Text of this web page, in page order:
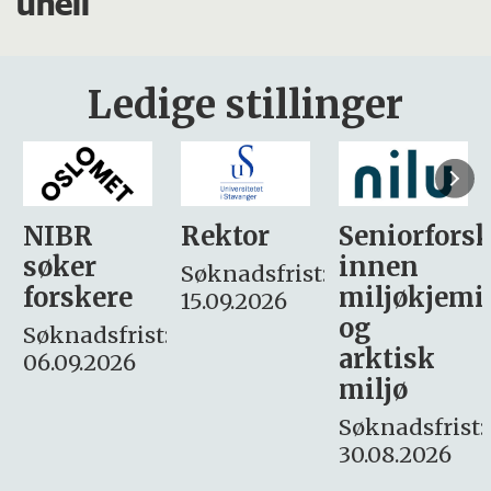
Ledige stillinger
Rektor
Søknadsfrist:
15.09.2026
Seniorforsker
innen
miljøkjemi
søker
– fast
Søknadsfrist:
16. august.